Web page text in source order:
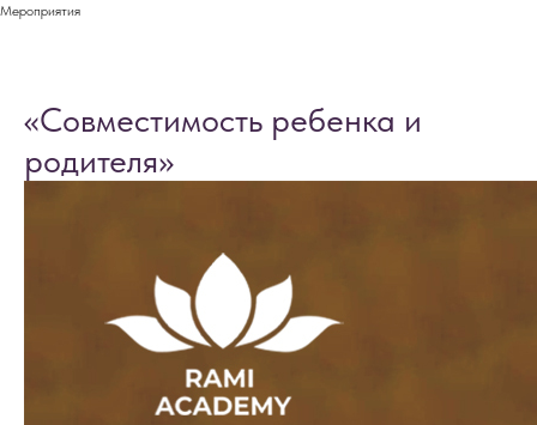
Мероприятия
«Совместимость ребенка и
родителя»